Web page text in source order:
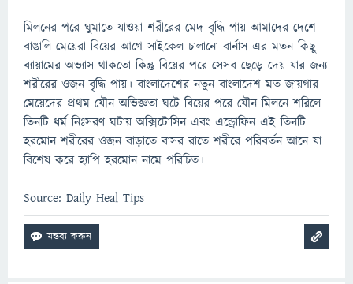
মিলনের পরে ঘুমাতে যাওয়া শরীরের মেদ বৃদ্ধি পায় আমাদের দেশে
বাঙালি মেয়েরা বিয়ের আগে সাইকেল চালানো বার্নাস এর মতন কিছু
ব্যায়ামের অভ্যাস থাকতো কিন্তু বিয়ের পরে সেসব ছেড়ে দেয় যার জন্য
শরীরের ওজন বৃদ্ধি পায়। বাংলাদেশের নতুন বাংলাদেশ মত জায়গার
মেয়েদের প্রথম যৌন অভিজ্ঞতা ঘটে বিয়ের পরে যৌন মিলনে শরিলে
তিনটি ধর্ম নিঃসরণ ঘটায় অক্সিটোসিন এবং এন্ড্রোফিন এই তিনটি
হরমোন শরীরের ওজন বাড়াতে বাসর রাতে শরীরে পরিবর্তন আনে যা
বিশেষ করে হ্যাপি হরমোন নামে পরিচিত।
Source: Daily Heal Tips